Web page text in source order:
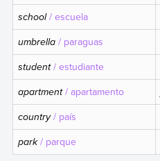
school/ escuela
umbrella / paraguas
student/ estudiante
apartment/ apartamento
country / país
park/ parque